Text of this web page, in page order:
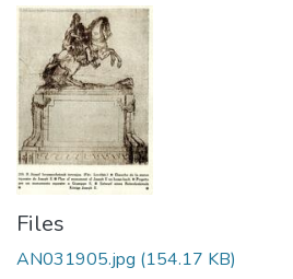
Files
AN031905.jpg (154.17 KB)